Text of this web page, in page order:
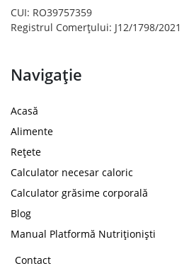
CUI: RO39757359
Registrul Comerțului: J12/1798/2021
Navigație
Acasă
Alimente
Rețete
Calculator necesar caloric
Calculator grăsime corporală
Blog
Manual Platformă Nutriționiști
Contact